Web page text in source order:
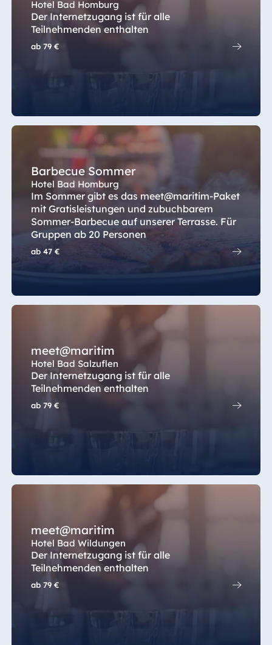
Hotel Bad Homburg
Der Internetzugang ist für alle
Teilnehmenden enthalten
ab79 €
Barbecue Sommer
Hotel Bad Homburg
Im Sommer gibt es das meet@maritim-Paket
mit Gratisleistungen und zubuchbarem
Sommer-Barbecue auf unserer Terrasse. Für
Gruppen ab 20 Personen
ab47 €
meet@maritim
Hotel Bad Salzuflen
Der Internetzugang ist für alle
Teilnehmenden enthalten
ab79 €
meet@maritim
Hotel Bad Wildungen
Der Internetzugang ist für alle
Teilnehmenden enthalten
ab79 €